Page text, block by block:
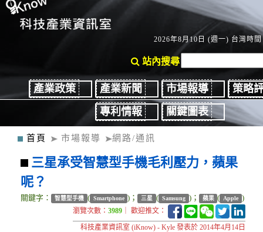
2026年8月10日 (週一) 台灣時間
站內搜尋
產業政策 產業新聞 市場報導
策略
專利情報
關鍵圖表
首頁 市場報導 網路/通訊
三星承受智慧型手機毛利壓力，蘋果
呢？
關鍵字： 智慧型手機 ( Smartphone )； 三星 ( Samsung )； 蘋果 ( Apple )
瀏覽次數：3989 ｜ 歡迎推文：
科技產業資訊室 (iKnow) - Kyle 發表於 2014年4月14日